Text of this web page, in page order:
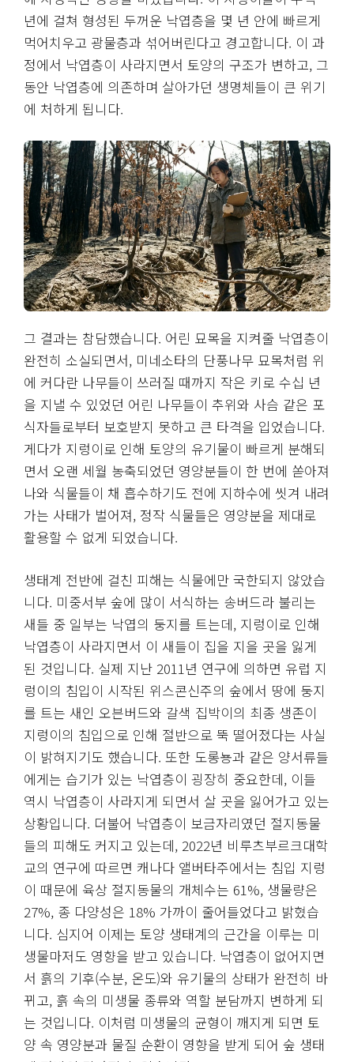
년에 걸쳐 형성된 두꺼운 낙엽층을 몇 년 안에 빠르게
먹어치우고 광물층과 섞어버린다고 경고합니다. 이 과
정에서 낙엽층이 사라지면서 토양의 구조가 변하고, 그
동안 낙엽층에 의존하며 살아가던 생명체들이 큰 위기
에 처하게 됩니다.
그 결과는 참담했습니다. 어린 묘목을 지켜줄 낙엽층이
완전히 소실되면서, 미네소타의 단풍나무 묘목처럼 위
에 커다란 나무들이 쓰러질 때까지 작은 키로 수십 년
을 지낼 수 있었던 어린 나무들이 추위와 사슴 같은 포
식자들로부터 보호받지 못하고 큰 타격을 입었습니다.
게다가 지렁이로 인해 토양의 유기물이 빠르게 분해되
면서 오랜 세월 농축되었던 영양분들이 한 번에 쏟아져
나와 식물들이 채 흡수하기도 전에 지하수에 씻겨 내려
가는 사태가 벌어져, 정작 식물들은 영양분을 제대로
활용할 수 없게 되었습니다.
생태계 전반에 걸친 피해는 식물에만 국한되지 않았습
니다. 미중서부 숲에 많이 서식하는 송버드라 불리는
새들 중 일부는 낙엽의 둥지를 트는데, 지렁이로 인해
낙엽층이 사라지면서 이 새들이 집을 지을 곳을 잃게
된 것입니다. 실제 지난 2011년 연구에 의하면 유럽 지
렁이의 침입이 시작된 위스콘신주의 숲에서 땅에 둥지
를 트는 새인 오븐버드와 갈색 집박이의 최종 생존이
지렁이의 침입으로 인해 절반으로 뚝 떨어졌다는 사실
이 밝혀지기도 했습니다. 또한 도롱뇽과 같은 양서류들
에게는 습기가 있는 낙엽층이 굉장히 중요한데, 이들
역시 낙엽층이 사라지게 되면서 살 곳을 잃어가고 있는
상황입니다. 더불어 낙엽층이 보금자리였던 절지동물
들의 피해도 커지고 있는데, 2022년 비루츠부르크대학
교의 연구에 따르면 캐나다 앨버타주에서는 침입 지렁
이 때문에 육상 절지동물의 개체수는 61%, 생물량은
27%, 종 다양성은 18% 가까이 줄어들었다고 밝혔습
니다. 심지어 이제는 토양 생태계의 근간을 이루는 미
생물마저도 영향을 받고 있습니다. 낙엽층이 없어지면
서 흙의 기후(수분, 온도)와 유기물의 상태가 완전히 바
뀌고, 흙 속의 미생물 종류와 역할 분담까지 변하게 되
는 것입니다. 이처럼 미생물의 균형이 깨지게 되면 토
양 속 영양분과 물질 순환이 영향을 받게 되어 숲 생태